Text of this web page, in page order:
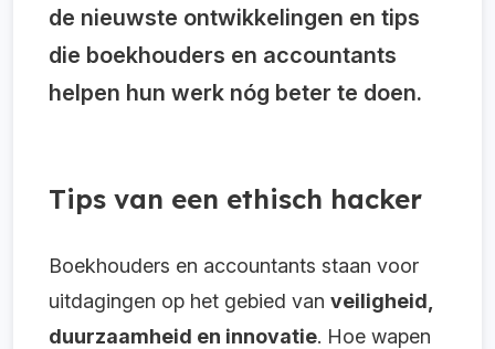
de nieuwste ontwikkelingen en tips
die boekhouders en accountants
helpen hun werk nóg beter te doen.
Tips van een ethisch hacker
Boekhouders en accountants staan voor
uitdagingen op het gebied van veiligheid,
duurzaamheid en innovatie. Hoe wapen